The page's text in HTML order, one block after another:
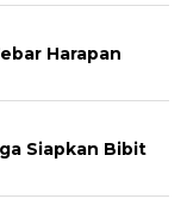
Harapan
Siapkan Bibit